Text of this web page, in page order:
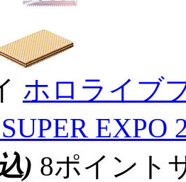
ホロライブ
EXPO
) 8ポイント